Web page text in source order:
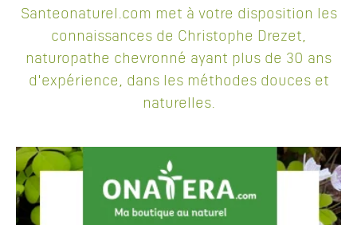
Santeonaturel.com met à votre disposition les
connaissances de Christophe Drezet,
naturopathe chevronné ayant plus de 30 ans
d'expérience, dans les méthodes douces et
naturelles.